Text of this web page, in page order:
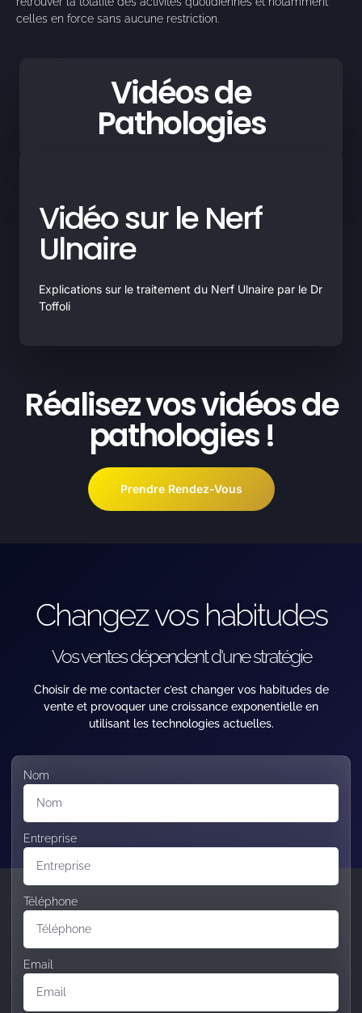
celles en force sans aucune restriction.
Vidéos de
Pathologies
Vidéo sur le Nerf
Ulnaire
Explications sur le traitement du Nerf Ulnaire par le Dr
Toffoli
Réalisez vos vidéos de
pathologies !
Prendre Rendez-Vous
Changez vos habitudes
Vos ventes dépendent d'une stratégie
Choisir de me contacter c’est changer vos habitudes de
vente et provoquer une croissance exponentielle en
utilisant les technologies actuelles.
Nom
Entreprise
Téléphone
Email